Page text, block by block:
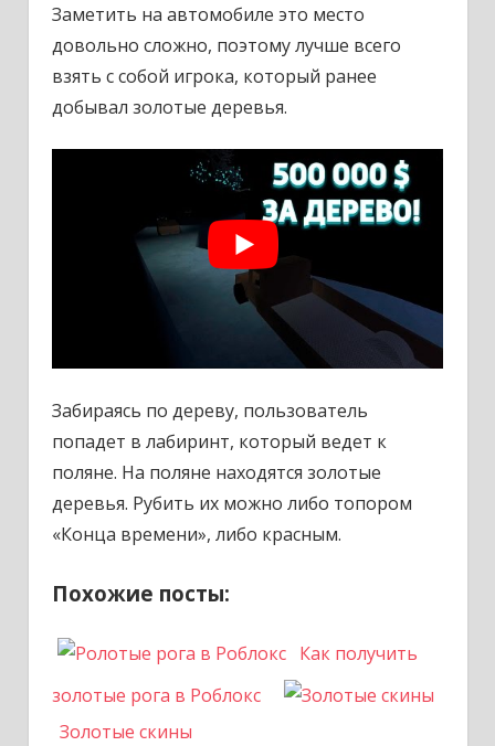
Заметить на автомобиле это место
довольно сложно, поэтому лучше всего
взять с собой игрока, который ранее
добывал золотые деревья.
Забираясь по дереву, пользователь
попадет в лабиринт, который ведет к
поляне. На поляне находятся золотые
деревья. Рубить их можно либо топором
«Конца времени», либо красным.
Похожие посты:
Как получить
золотые рога в Роблокс
Золотые скины